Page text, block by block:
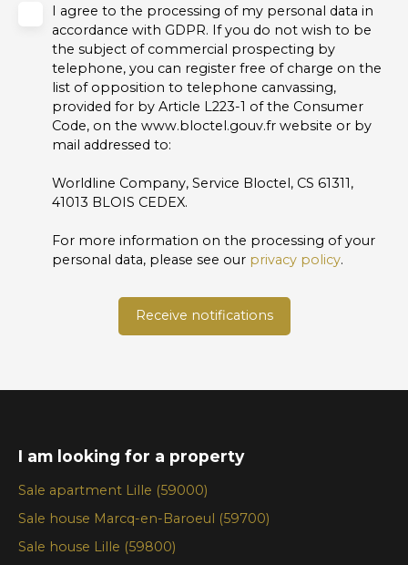
I agree to the processing of my personal data in
accordance with GDPR. If you do not wish to be
the subject of commercial prospecting by
telephone, you can register free of charge on the
list of opposition to telephone canvassing,
provided for by Article L223-1 of the Consumer
Code, on the www.bloctel.gouv.fr website or by
mail addressed to:
Worldline Company, Service Bloctel, CS 61311,
41013 BLOIS CEDEX.
For more information on the processing of your
personal data, please see our privacy policy.
Receive notifications
I am looking for a property
Sale apartment Lille (59000)
Sale house Marcq-en-Baroeul (59700)
Sale house Lille (59800)